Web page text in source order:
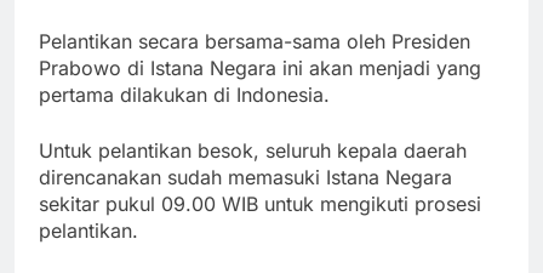
Pelantikan secara bersama-sama oleh Presiden
Prabowo di Istana Negara ini akan menjadi yang
pertama dilakukan di Indonesia.
Untuk pelantikan besok, seluruh kepala daerah
direncanakan sudah memasuki Istana Negara
sekitar pukul 09.00 WIB untuk mengikuti prosesi
pelantikan.